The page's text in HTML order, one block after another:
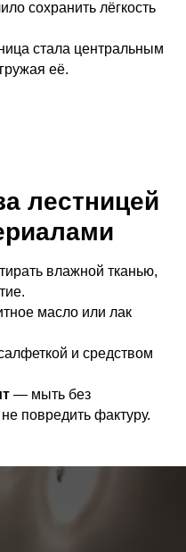
сохранить лёгкость
стала центральным
её.
лестницей
влажной тканью,
масло или лак
и средством
— мыть без
повредить фактуру.